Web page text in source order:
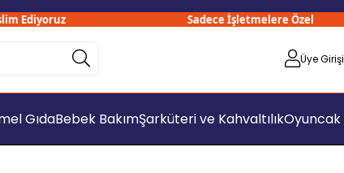
Sadece İşletmelere Özel
Üye Girişi
GıdaBebek BakımŞarküteri ve KahvaltılıkOyuncak